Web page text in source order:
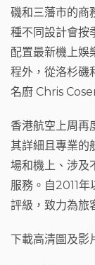
磯和三藩市的商
種不同設計會按
配置最新機上娛
程外，從洛杉磯
名廚 Chris
香港航空上周再
其詳細且專業的
場和機上、涉
服務。自2011
評級，致力為旅
下載高清圖及影